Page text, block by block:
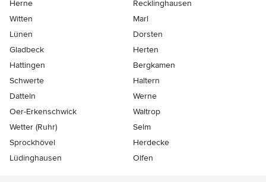
Herne
Recklinghausen
Witten
Marl
Lünen
Dorsten
Gladbeck
Herten
Hattingen
Bergkamen
Schwerte
Haltern
Datteln
Werne
Oer-Erkenschwick
Waltrop
Wetter (Ruhr)
Selm
Sprockhövel
Herdecke
Lüdinghausen
Olfen